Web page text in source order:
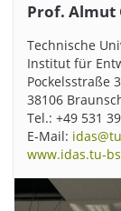
Der
entfernt.
Prof. Almut
Technische
Institut für
Pockelsstraße 3
38106
Tel.: +49 531
E-Mail:
www.idas.tu-